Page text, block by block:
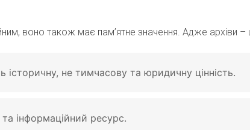
воно також має пам’ятне значення. Адже архіви –
історичну, не тимчасову та юридичну цінність.
інформаційний ресурс.